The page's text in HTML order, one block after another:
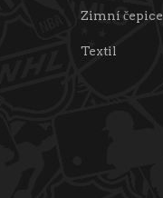
Zimní čepice
Textil